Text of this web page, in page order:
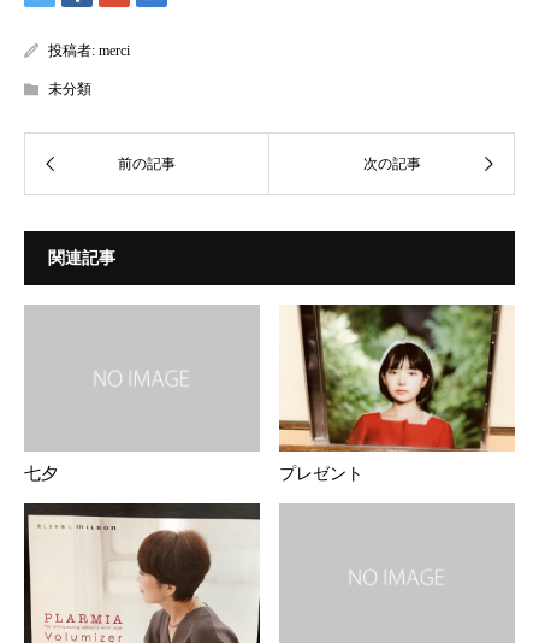
投稿者: merci
未分類
関連記事
七夕 プレゼント